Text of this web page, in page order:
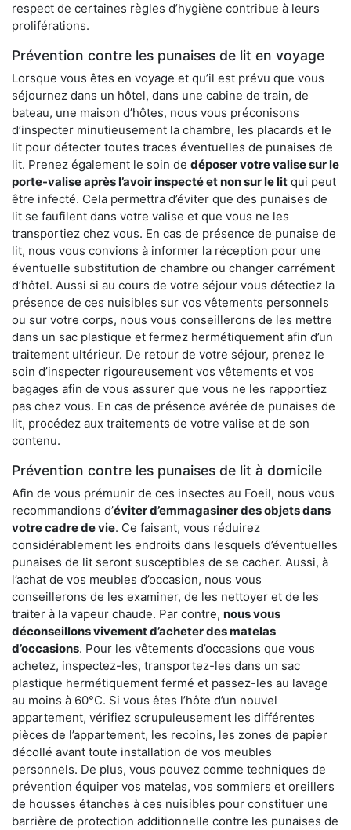
respect de certaines règles d’hygiène contribue à leurs
proliférations.
Prévention contre les punaises de lit en voyage
Lorsque vous êtes en voyage et qu’il est prévu que vous
séjournez dans un hôtel, dans une cabine de train, de
bateau, une maison d’hôtes, nous vous préconisons
d’inspecter minutieusement la chambre, les placards et le
lit pour détecter toutes traces éventuelles de punaises de
lit. Prenez également le soin de déposer votre valise sur le
porte-valise après l’avoir inspecté et non sur le lit qui peut
être infecté. Cela permettra d’éviter que des punaises de
lit se faufilent dans votre valise et que vous ne les
transportiez chez vous. En cas de présence de punaise de
lit, nous vous convions à informer la réception pour une
éventuelle substitution de chambre ou changer carrément
d’hôtel. Aussi si au cours de votre séjour vous détectiez la
présence de ces nuisibles sur vos vêtements personnels
ou sur votre corps, nous vous conseillerons de les mettre
dans un sac plastique et fermez hermétiquement afin d’un
traitement ultérieur. De retour de votre séjour, prenez le
soin d’inspecter rigoureusement vos vêtements et vos
bagages afin de vous assurer que vous ne les rapportiez
pas chez vous. En cas de présence avérée de punaises de
lit, procédez aux traitements de votre valise et de son
contenu.
Prévention contre les punaises de lit à domicile
Afin de vous prémunir de ces insectes au Foeil, nous vous
recommandions d’éviter d’emmagasiner des objets dans
votre cadre de vie. Ce faisant, vous réduirez
considérablement les endroits dans lesquels d’éventuelles
punaises de lit seront susceptibles de se cacher. Aussi, à
l’achat de vos meubles d’occasion, nous vous
conseillerons de les examiner, de les nettoyer et de les
traiter à la vapeur chaude. Par contre, nous vous
déconseillons vivement d’acheter des matelas
d’occasions. Pour les vêtements d’occasions que vous
achetez, inspectez-les, transportez-les dans un sac
plastique hermétiquement fermé et passez-les au lavage
au moins à 60°C. Si vous êtes l’hôte d’un nouvel
appartement, vérifiez scrupuleusement les différentes
pièces de l’appartement, les recoins, les zones de papier
décollé avant toute installation de vos meubles
personnels. De plus, vous pouvez comme techniques de
prévention équiper vos matelas, vos sommiers et oreillers
de housses étanches à ces nuisibles pour constituer une
barrière de protection additionnelle contre les punaises de